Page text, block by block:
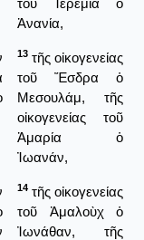
τοῦ Ἱερεμία ὁ
Ἀνανία,
13 τῆς οἰκογενείας
τοῦ Ἔσδρα ὁ
Μεσουλάμ, τῆς
οἰκογενείας τοῦ
Ἀμαρία ὁ
Ἰωανάν,
14 τῆς οἰκογενείας
τοῦ Ἀμαλοὺχ ὁ
Ἰωνάθαν, τῆς